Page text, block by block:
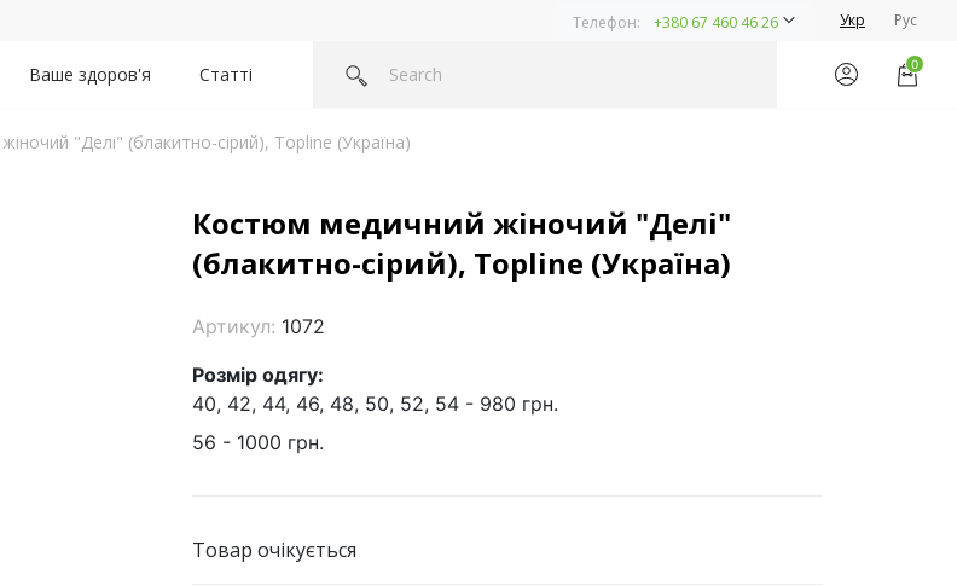
Телефон: +380 67 460 46 26 Укр Рус
Ваше здоров'я Статті 0
"Делі" (блакитно-сірий), Topline (Україна)
Костюм медичний жіночий "Делі"
(блакитно-сірий), Topline (Україна)
Артикул: 1072
Розмір одягу:
40, 42, 44, 46, 48, 50, 52, 54 - 980 грн.
56 - 1000 грн.
Товар очікується